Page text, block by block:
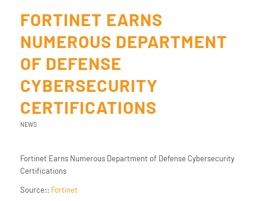
FORTINET EARNS
NUMEROUS DEPARTMENT
OF DEFENSE
CYBERSECURITY
CERTIFICATIONS
NEWS
Fortinet Earns Numerous Department of Defense Cybersecurity
Certifications
Source:: Fortinet